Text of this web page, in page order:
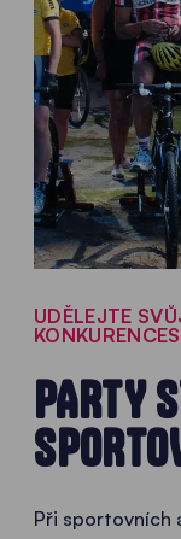
UDĚLEJTE
PARTY
Při sportovních